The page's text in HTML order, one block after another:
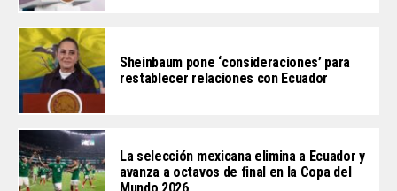
Sheinbaum pone ‘consideraciones’ para
restablecer relaciones con Ecuador
La selección mexicana elimina a Ecuador y
avanza a octavos de final en la Copa del